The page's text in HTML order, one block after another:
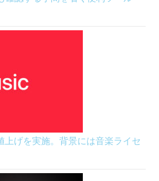
上げを実施。背景には音楽ライセ